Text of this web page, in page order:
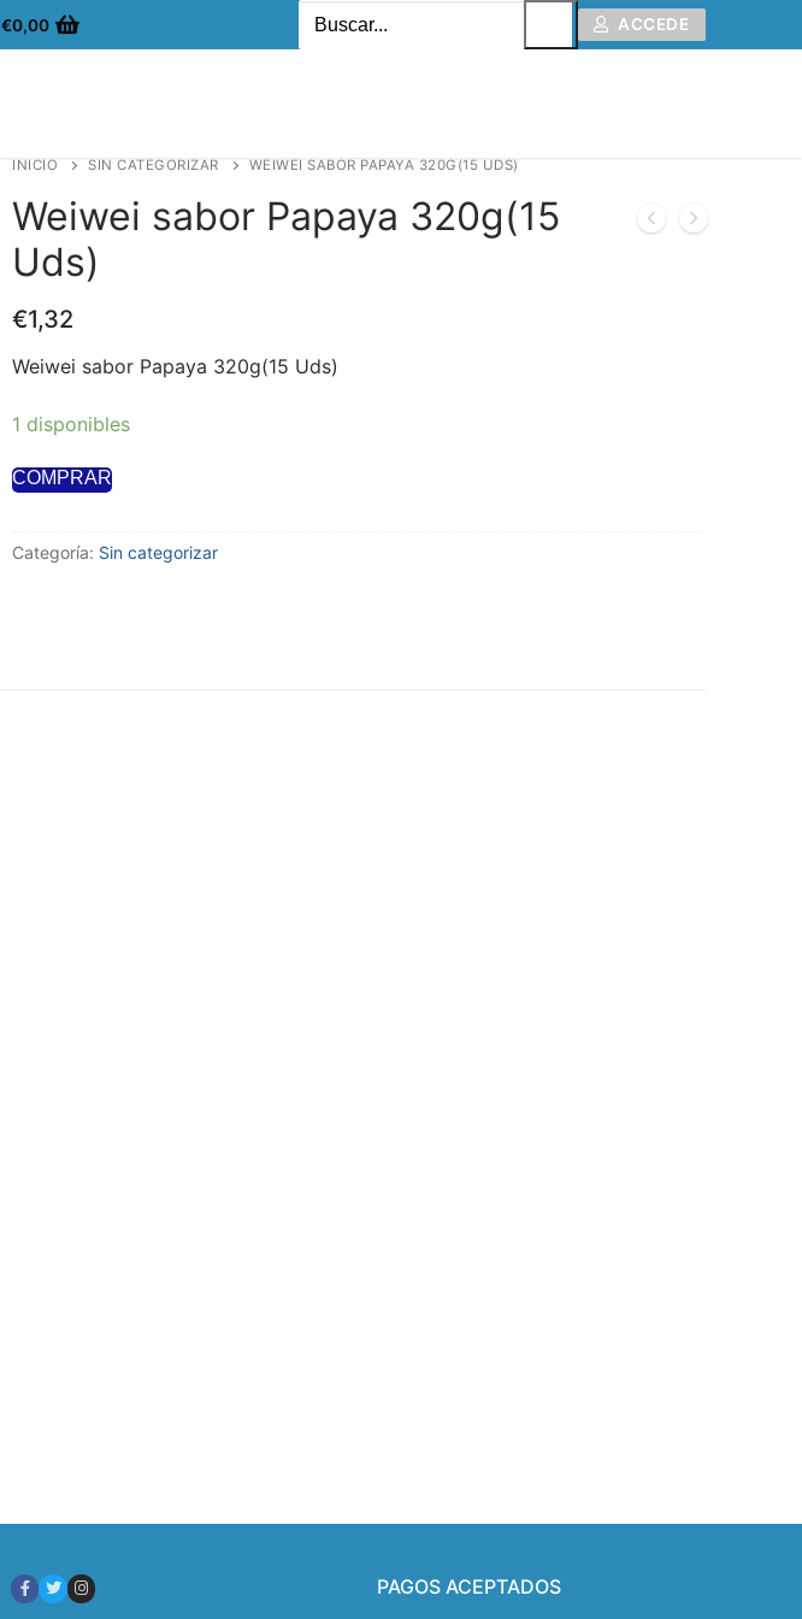
€0,00 ACCEDE
INICIO SIN CATEGORIZAR WEIWEI SABOR PAPAYA 320G(15 UDS)
Weiwei sabor Papaya 320g(15
Uds)
€1,32
Weiwei sabor Papaya 320g(15 Uds)
1 disponibles
COMPRAR
Categoría: Sin categorizar
PAGOS ACEPTADOS